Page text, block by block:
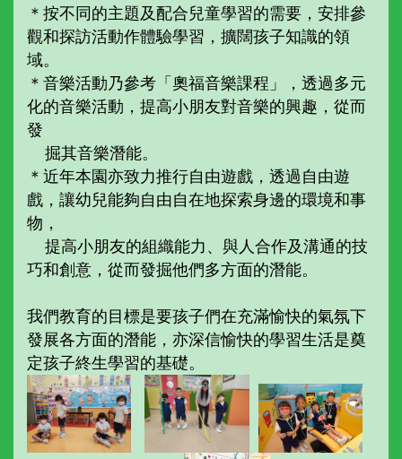
＊按不同的主題及配合兒童學習的需要，安排參
觀和探訪活動作體驗學習，擴闊孩子知識的領
域。
＊音樂活動乃參考「奧福音樂課程」，透過多元
化的音樂活動，提高小朋友對音樂的興趣，從而
發
掘其音樂潛能。
＊近年本園亦致力推行自由遊戲，透過自由遊
戲，讓幼兒能夠自由自在地探索身邊的環境和事
物，
提高小朋友的組織能力、與人合作及溝通的技
巧和創意，從而發掘他們多方面的潛能。
我們教育的目標是要孩子們在充滿愉快的氣氛下
發展各方面的潛能，亦深信愉快的學習生活是奠
定孩子終生學習的基礎。